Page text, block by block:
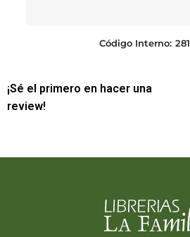
Código Interno:
¡Sé el primero en hacer una
review!